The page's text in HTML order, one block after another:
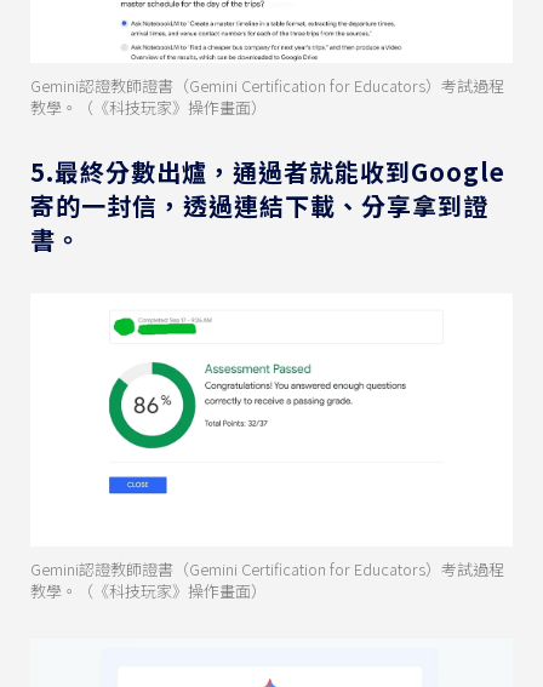
Gemini認證教師證書（Gemini Certification for Educators）考試過程
教學。（《科技玩家》操作畫面）
5.最終分數出爐，通過者就能收到Google
寄的一封信，透過連結下載、分享拿到證
書。
Gemini認證教師證書（Gemini Certification for Educators）考試過程
教學。（《科技玩家》操作畫面）